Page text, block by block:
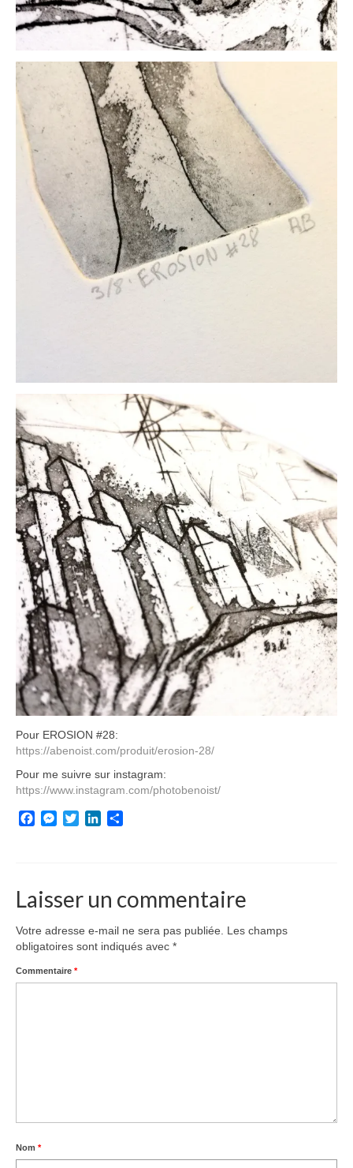
Pour EROSION #28:
https://abenoist.com/produit/erosion-28/
Pour me suivre sur instagram:
https://www.instagram.com/photobenoist/
Facebook
Messenger
TwitterLinkedIn
Laisser un commentaire
Votre adresse e-mail ne sera pas publiée.
Les champs
obligatoires sont indiqués avec *
Commentaire *
Nom *